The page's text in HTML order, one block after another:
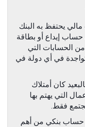
يحتفظ به البنك
إيداع أو بطاقة
الحسابات التي
في أي دولة في
كان أمتلاك
التي يهتم بها
فقط.
حساب بنكي من أهم